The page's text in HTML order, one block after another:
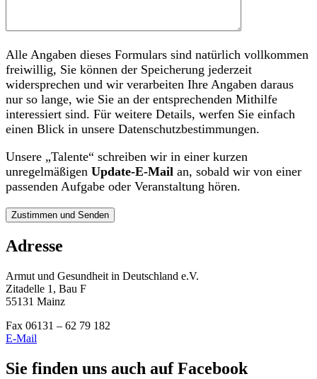
Alle Angaben dieses Formulars sind natürlich vollkommen
freiwillig, Sie können der Speicherung jederzeit
widersprechen und wir verarbeiten Ihre Angaben daraus
nur so lange, wie Sie an der entsprechenden Mithilfe
interessiert sind. Für weitere Details, werfen Sie einfach
einen Blick in unsere Datenschutzbestimmungen.
Unsere „Talente“ schreiben wir in einer kurzen
unregelmäßigen Update-E-Mail an, sobald wir von einer
passenden Aufgabe oder Veranstaltung hören.
Adresse
Armut und Gesundheit in Deutschland e.V.
Zitadelle 1, Bau F
55131 Mainz
Fax 06131 – 62 79 182
E-Mail
Sie finden uns auch auf Facebook